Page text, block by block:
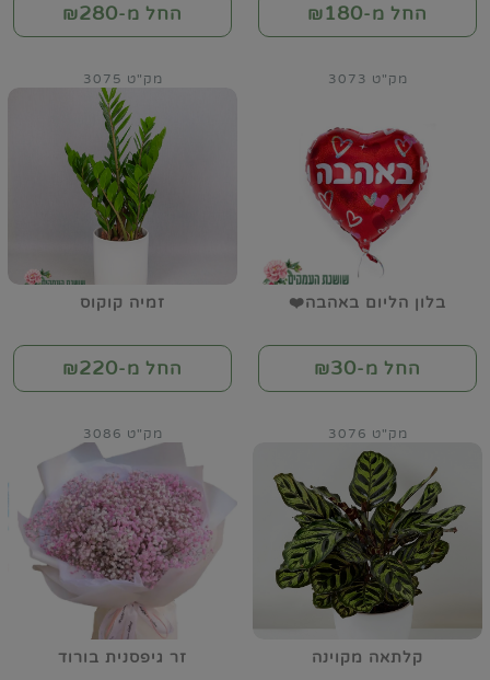
החל מ-₪180 החל מ-₪280
בלון הליום באהבה❤️
מק"ט 3073
החל מ-₪30
זמיה קוקוס
מק"ט 3075
החל מ-₪220
קלתאה מקוינה
מק"ט 3076
זר גיפסנית בורוד
מק"ט 3086